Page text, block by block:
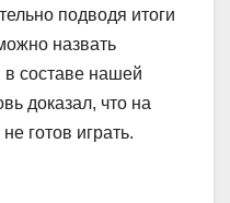
подводя итоги
назвать
составе нашей
доказал, что на
готов играть.